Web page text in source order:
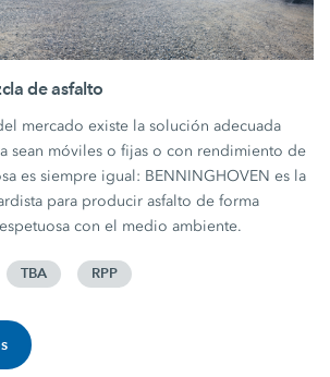
de asfalto
mercado existe la solución adecuada
sean móviles o fijas o con rendimiento de
es siempre igual: BENNINGHOVEN es la
para producir asfalto de forma
con el medio ambiente.
TBA RPP